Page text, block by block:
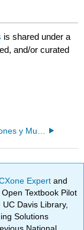
is shared under a
and/or curated
Expertand
Textbook Pilot
Davis Library,
Solutions
National